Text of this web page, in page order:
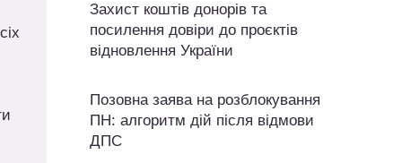
Захист коштів донорів та
посилення довіри до проєктів
відновлення України
Позовна заява на розблокування
ПН: алгоритм дій після відмови
ДПС